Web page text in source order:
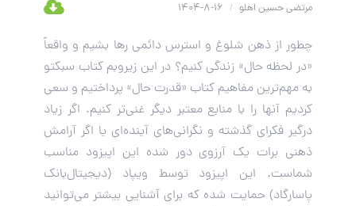
مرتضی حسین اهلو /
چطور از ذهن شلوغ و استرس دائمی رها بشیم و واقعاً
«در لحظه حال» زندگی کنیم؟ در این زیروبم کتاب سبکتو
به مهم‌ترین مفاهیم کتاب «قدرت حال» پرداختیم و سعی
کردیم آنها را با منابع معتبر دیگر غنی‌تر کنیم. اگر زیاد
درگیر فکرای گذشته و نگرانی‌های آینده‌ای یا اگر آرامش
ذهنی برات یک آرزوی دور شده این اپیزود مناسب
شماست. این اپیزود توسط ویپاد (دیجیتال‌بانک
پاسارگاد) حمایت شده که برای آشنایی بیشتر می‌توانید